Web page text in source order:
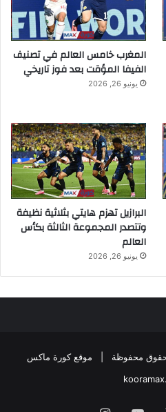
المغرب خامس العالم في تصنيف
الفيفا المؤقت بعد فوز تاريخي
يونيو 26, 2026
البرازيل تهزم هايتي بثلاثية نظيفة
وتتصدر المجموعة الثالثة بكأس
العالم
يونيو 26, 2026
موقع كورة ماكس